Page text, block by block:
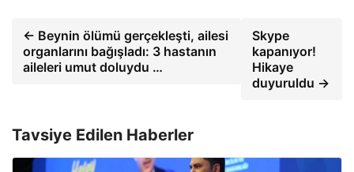
← Beynin ölümü gerçekleşti, ailesi
organlarını bağışladı: 3 hastanın
aileleri umut doluydu …
Skype
kapanıyor!
Hikaye
duyuruldu →
Tavsiye Edilen Haberler